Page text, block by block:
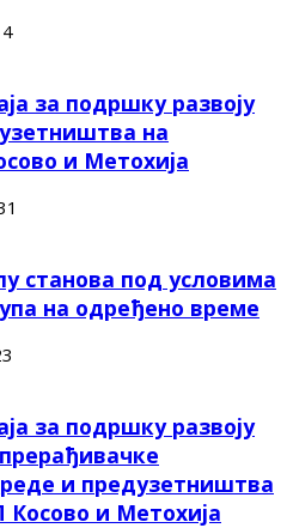
за подршку развоју
на
и Метохија
станова под условима
на одређено време
за подршку развоју
и предузетништва
Косово и Метохија